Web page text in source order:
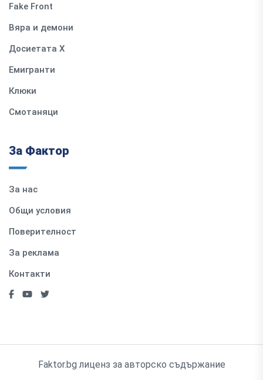
Fake Front
Вяра и демони
Досиетата Х
Емигранти
Клюки
Смотаняци
За Фактор
За нас
Общи условия
Поверителност
За реклама
Контакти
Faktor.bg лиценз за авторско съдържание